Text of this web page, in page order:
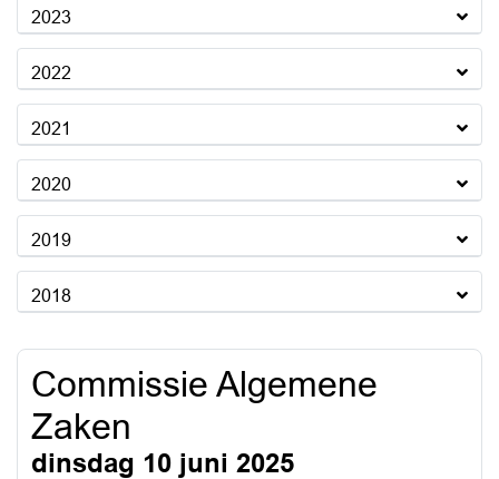
2023
2022
2021
2020
2019
2018
Commissie Algemene
Zaken
dinsdag 10 juni 2025